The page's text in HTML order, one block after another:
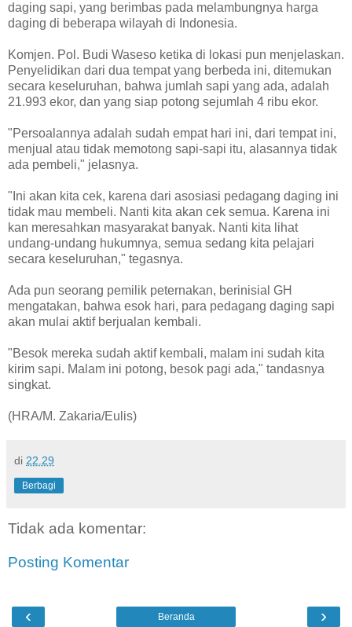
daging sapi, yang berimbas pada melambungnya harga
daging di beberapa wilayah di Indonesia.
Komjen. Pol. Budi Waseso ketika di lokasi pun menjelaskan.
Penyelidikan dari dua tempat yang berbeda ini, ditemukan
secara keseluruhan, bahwa jumlah sapi yang ada, adalah
21.993 ekor, dan yang siap potong sejumlah 4 ribu ekor.
"Persoalannya adalah sudah empat hari ini, dari tempat ini,
menjual atau tidak memotong sapi-sapi itu, alasannya tidak
ada pembeli," jelasnya.
"Ini akan kita cek, karena dari asosiasi pedagang daging ini
tidak mau membeli. Nanti kita akan cek semua. Karena ini
kan meresahkan masyarakat banyak. Nanti kita lihat
undang-undang hukumnya, semua sedang kita pelajari
secara keseluruhan," tegasnya.
Ada pun seorang pemilik peternakan, berinisial GH
mengatakan, bahwa esok hari, para pedagang daging sapi
akan mulai aktif berjualan kembali.
"Besok mereka sudah aktif kembali, malam ini sudah kita
kirim sapi. Malam ini potong, besok pagi ada," tandasnya
singkat.
(HRA/M. Zakaria/Eulis)
di 22.29
Berbagi
Tidak ada komentar:
Posting Komentar
‹ ›
Beranda